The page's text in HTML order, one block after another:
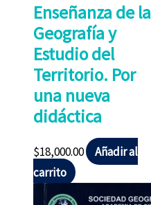
Enseñanza de la
Geografía y
Estudio del
Territorio. Por
una nueva
didáctica
$18,000.00
Añadir al
carrito